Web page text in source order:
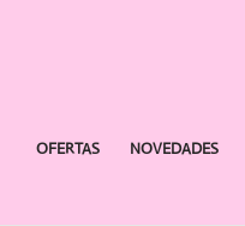
OFERTAS NOVEDADES